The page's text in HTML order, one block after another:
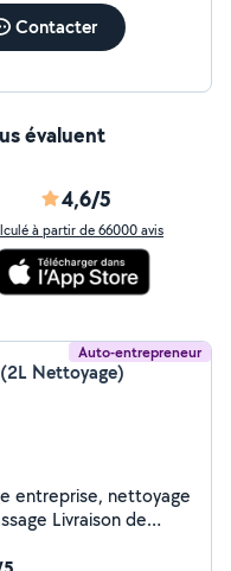
Contacter
évaluent
4,6/5
à partir de 66000 avis
Auto-entrepreneur
Nettoyage)
entreprise, nettoyage
de